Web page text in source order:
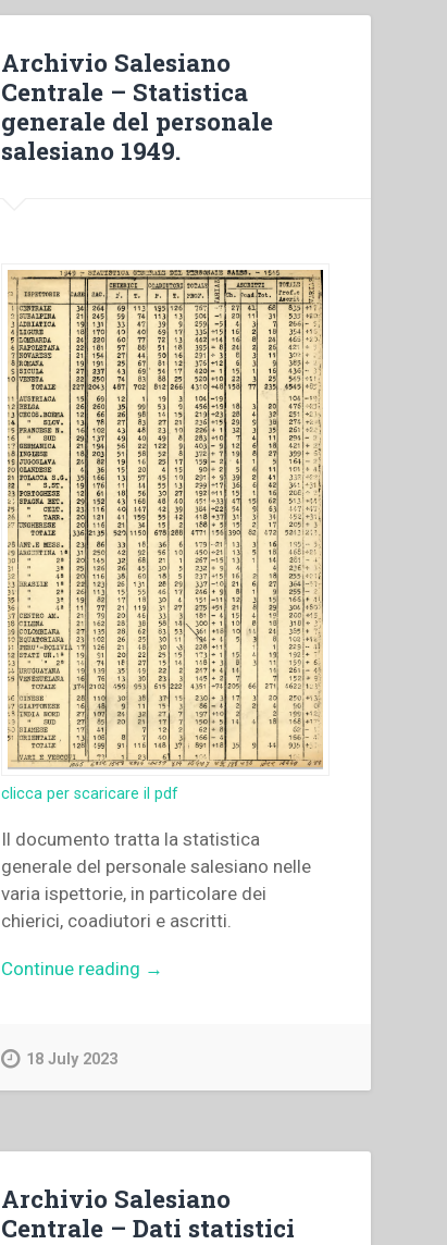
Archivio Salesiano
Centrale – Statistica
generale del personale
salesiano 1949.
clicca per scaricare il pdf
Il documento tratta la statistica
generale del personale salesiano nelle
varia ispettorie, in particolare dei
chierici, coadiutori e ascritti.
Continue reading “Archivio
personale
salesiano
1949.”
→
18 July 2023
Archivio Salesiano
Centrale – Dati statistici